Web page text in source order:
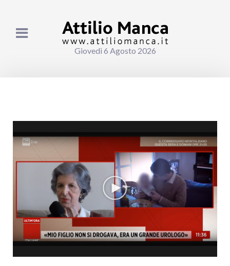
Giovedì 6 Agosto 2026